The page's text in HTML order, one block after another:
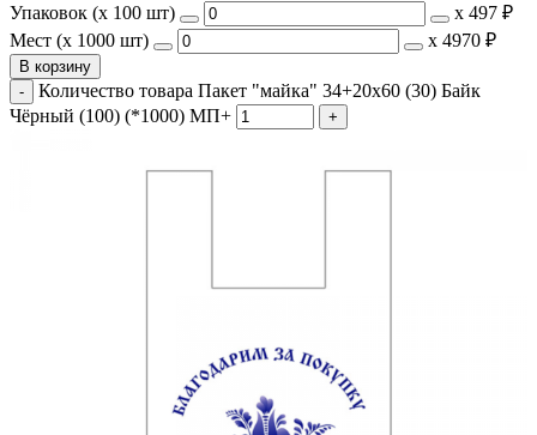
Упаковок (x 100 шт)
х 497 ₽
Мест (x 1000 шт)
х 4970 ₽
В корзину
Количество товара Пакет "майка" 34+20х60 (30) Байк
Чёрный (100) (*1000) МП+